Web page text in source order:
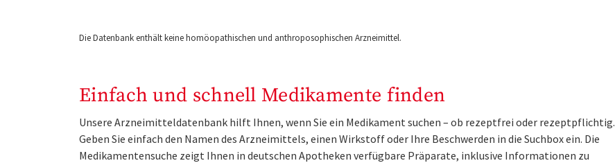
Die Datenbank enthält keine homöopathischen und anthroposophischen Arzneimittel.
Einfach und schnell Medikamente finden
Unsere Arzneimitteldatenbank hilft Ihnen, wenn Sie ein Medikament suchen – ob rezeptfrei oder rezeptpflichtig.
Geben Sie einfach den Namen des Arzneimittels, einen Wirkstoff oder Ihre Beschwerden in die Suchbox ein. Die
Medikamentensuche zeigt Ihnen in deutschen Apotheken verfügbare Präparate, inklusive Informationen zu